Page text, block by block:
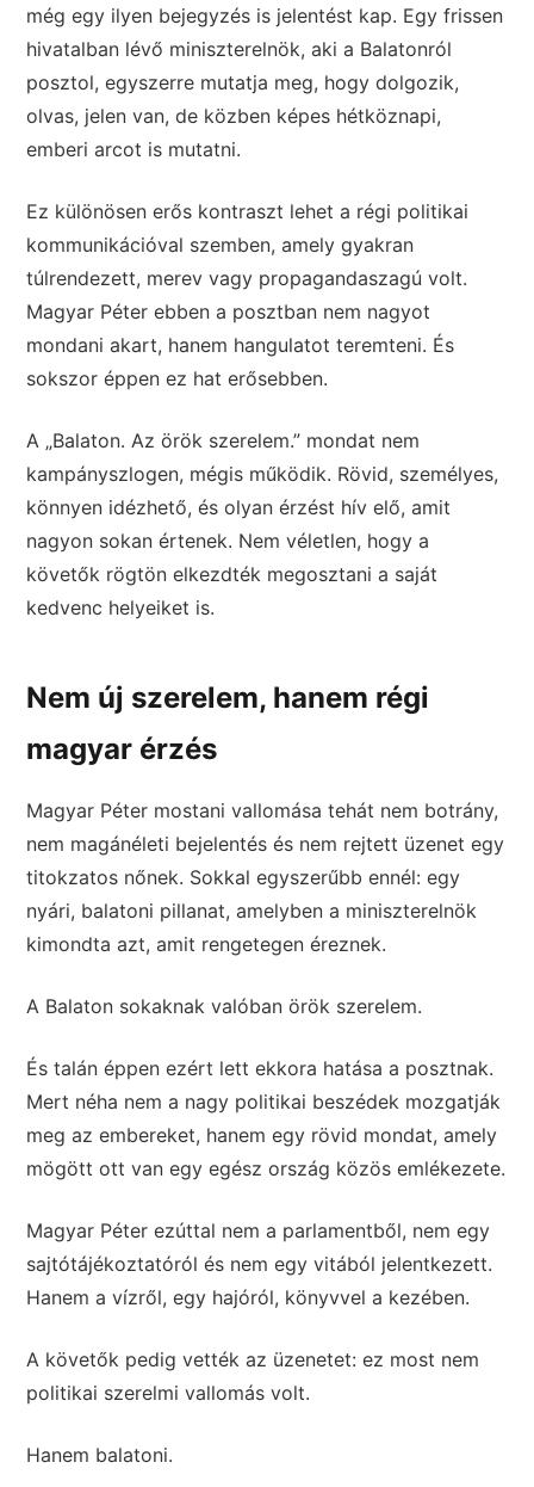
még egy ilyen bejegyzés is jelentést kap. Egy frissen
hivatalban lévő miniszterelnök, aki a Balatonról
posztol, egyszerre mutatja meg, hogy dolgozik,
olvas, jelen van, de közben képes hétköznapi,
emberi arcot is mutatni.
Ez különösen erős kontraszt lehet a régi politikai
kommunikációval szemben, amely gyakran
túlrendezett, merev vagy propagandaszagú volt.
Magyar Péter ebben a posztban nem nagyot
mondani akart, hanem hangulatot teremteni. És
sokszor éppen ez hat erősebben.
A „Balaton. Az örök szerelem.” mondat nem
kampányszlogen, mégis működik. Rövid, személyes,
könnyen idézhető, és olyan érzést hív elő, amit
nagyon sokan értenek. Nem véletlen, hogy a
követők rögtön elkezdték megosztani a saját
kedvenc helyeiket is.
Nem új szerelem, hanem régi
magyar érzés
Magyar Péter mostani vallomása tehát nem botrány,
nem magánéleti bejelentés és nem rejtett üzenet egy
titokzatos nőnek. Sokkal egyszerűbb ennél: egy
nyári, balatoni pillanat, amelyben a miniszterelnök
kimondta azt, amit rengetegen éreznek.
A Balaton sokaknak valóban örök szerelem.
És talán éppen ezért lett ekkora hatása a posztnak.
Mert néha nem a nagy politikai beszédek mozgatják
meg az embereket, hanem egy rövid mondat, amely
mögött ott van egy egész ország közös emlékezete.
Magyar Péter ezúttal nem a parlamentből, nem egy
sajtótájékoztatóról és nem egy vitából jelentkezett.
Hanem a vízről, egy hajóról, könyvvel a kezében.
A követők pedig vették az üzenetet: ez most nem
politikai szerelmi vallomás volt.
Hanem balatoni.